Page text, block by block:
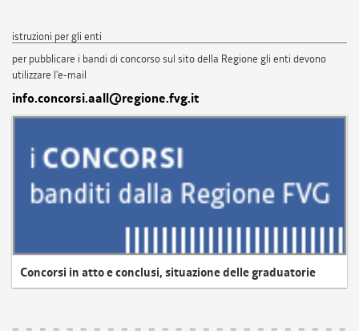
istruzioni per gli enti
per pubblicare i bandi di concorso sul sito della Regione gli enti devono
utilizzare l'e-mail
info.concorsi.aall@regione.fvg.it
Concorsi in atto e conclusi, situazione delle graduatorie